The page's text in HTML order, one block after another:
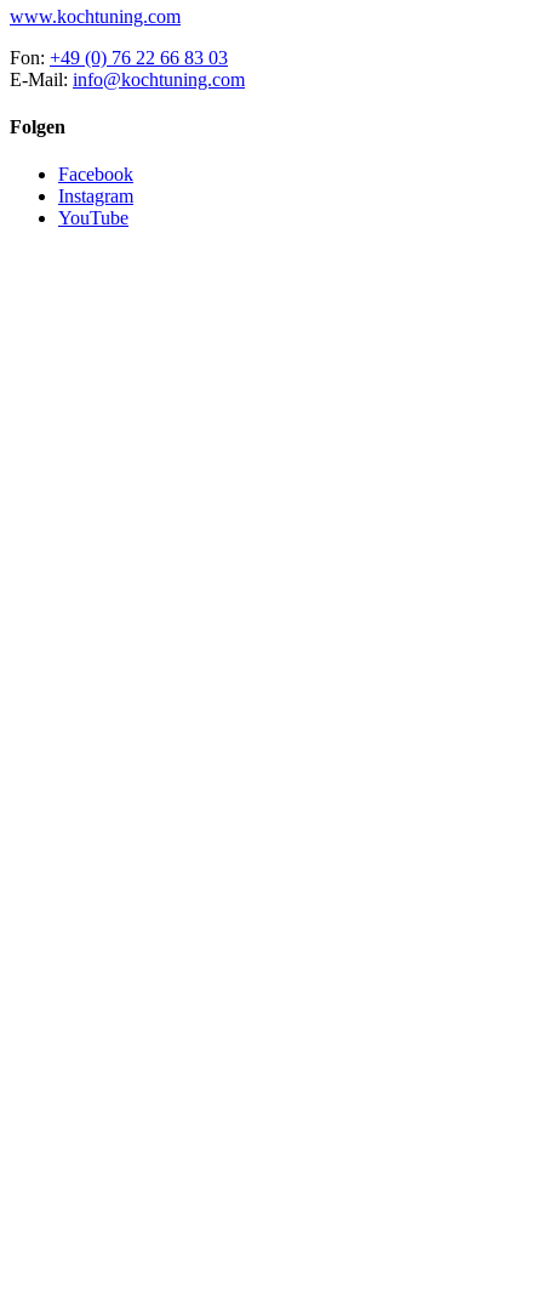
www.kochtuning.com
Fon: +49 (0) 76 22 66 83 03
E-Mail: info@kochtuning.com
Folgen
Facebook
Instagram
YouTube